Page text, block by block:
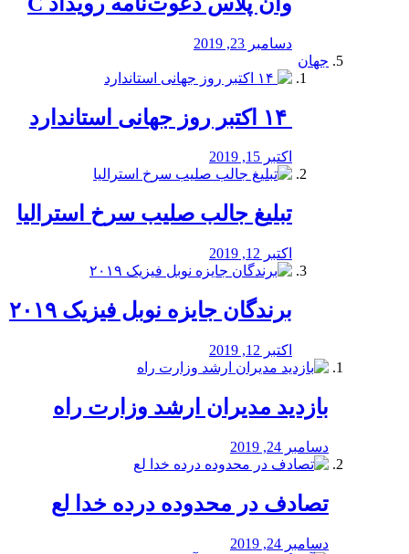
دسامبر 23, 2019
جهان
اکتبر 15, 2019
تبلیغ جالب صلیب سرخ استرالیا
اکتبر 12, 2019
برندگان جایزه نوبل فیزیک ۲۰۱۹
اکتبر 12, 2019
بازدید مدیران ارشد وزارت راه
دسامبر 24, 2019
تصادف در محدوده درده خدا لع
دسامبر 24, 2019